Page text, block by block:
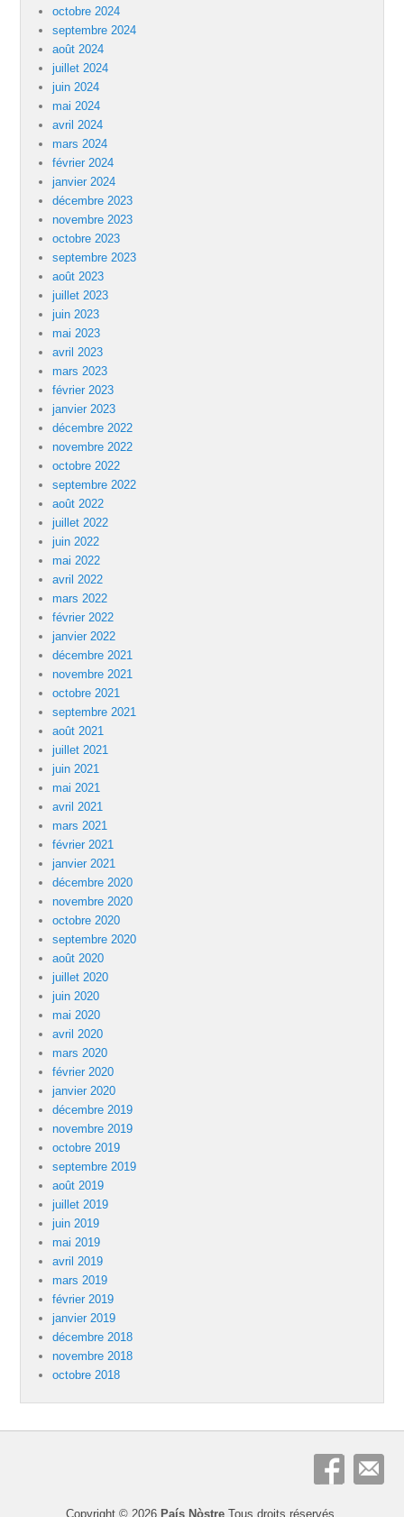
octobre 2024
septembre 2024
août 2024
juillet 2024
juin 2024
mai 2024
avril 2024
mars 2024
février 2024
janvier 2024
décembre 2023
novembre 2023
octobre 2023
septembre 2023
août 2023
juillet 2023
juin 2023
mai 2023
avril 2023
mars 2023
février 2023
janvier 2023
décembre 2022
novembre 2022
octobre 2022
septembre 2022
août 2022
juillet 2022
juin 2022
mai 2022
avril 2022
mars 2022
février 2022
janvier 2022
décembre 2021
novembre 2021
octobre 2021
septembre 2021
août 2021
juillet 2021
juin 2021
mai 2021
avril 2021
mars 2021
février 2021
janvier 2021
décembre 2020
novembre 2020
octobre 2020
septembre 2020
août 2020
juillet 2020
juin 2020
mai 2020
avril 2020
mars 2020
février 2020
janvier 2020
décembre 2019
novembre 2019
octobre 2019
septembre 2019
août 2019
juillet 2019
juin 2019
mai 2019
avril 2019
mars 2019
février 2019
janvier 2019
décembre 2018
novembre 2018
octobre 2018
Copyright © 2026 País Nòstre Tous droits réservés.